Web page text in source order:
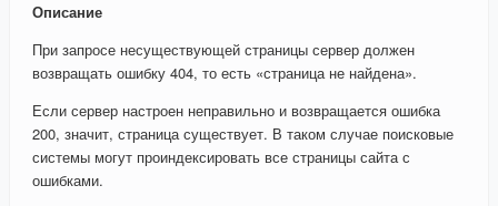
Описание
При запросе несуществующей страницы сервер должен
возвращать ошибку 404, то есть «страница не найдена».
Если сервер настроен неправильно и возвращается ошибка
200, значит, страница существует. В таком случае поисковые
системы могут проиндексировать все страницы сайта с
ошибками.